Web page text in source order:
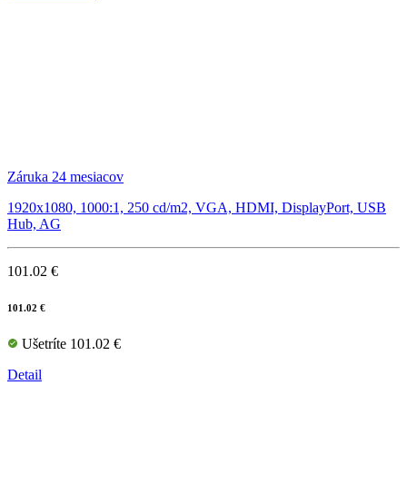
Záruka 24 mesiacov
1920x1080, 1000:1, 250 cd/m2, VGA, HDMI, DisplayPort, USB
Hub, AG
101.02 €
101.02 €
Ušetríte 101.02 €
Detail